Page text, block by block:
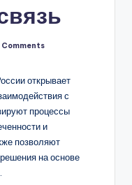
Comments
открывает
с
процессы
и
позволяют
на основе